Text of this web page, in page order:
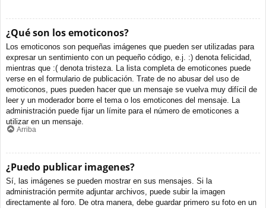
¿Qué son los emoticonos?
Los emoticonos son pequeñas imágenes que pueden ser utilizadas para
expresar un sentimiento con un pequeño código, e.j. :) denota felicidad,
mientras que :( denota tristeza. La lista completa de emoticones puede
verse en el formulario de publicación. Trate de no abusar del uso de
emoticonos, pues pueden hacer que un mensaje se vuelva muy difícil de
leer y un moderador borre el tema o los emoticones del mensaje. La
administración puede fijar un límite para el número de emoticones a
utilizar en un mensaje.
Arriba
¿Puedo publicar imagenes?
Sí, las imágenes se pueden mostrar en sus mensajes. Si la
administración permite adjuntar archivos, puede subir la imagen
directamente al foro. De otra manera, debe guardar primero su foto en un